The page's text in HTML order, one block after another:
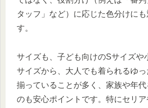
タッフ」など）に応じた色分けに
す。
サイズも、子ども向けのSサイズや
サイズから、大人でも着られるゆ
揃っていることが多く、家族や年
のも安心ポイントです。特にセリ